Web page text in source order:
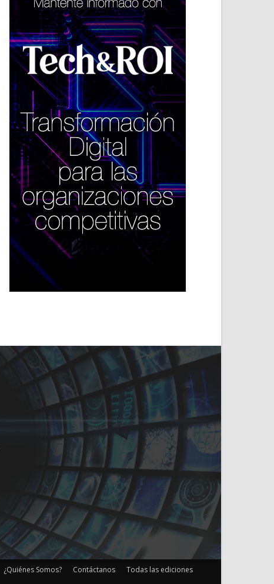
¿Quiénes Somos? Contáctanos Todas las ediciones